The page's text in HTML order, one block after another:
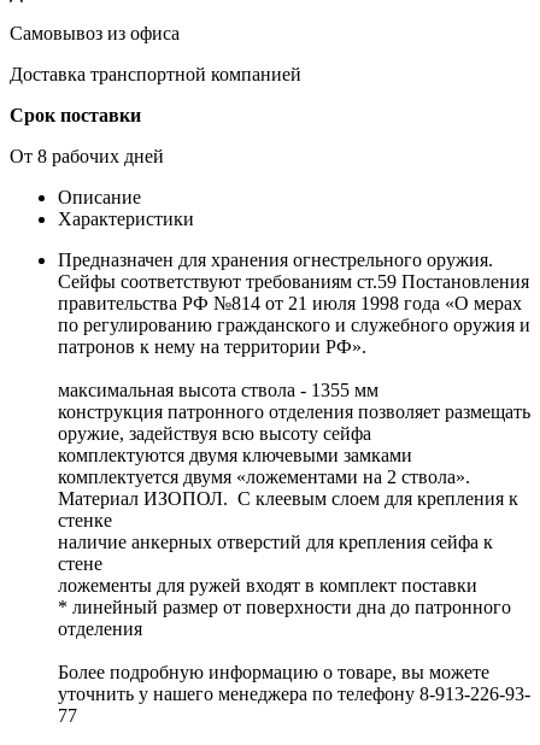
Самовывоз из офиса
Доставка транспортной компанией
Срок поставки
От 8 рабочих дней
Описание
Характеристики
Предназначен для хранения огнестрельного оружия.
Сейфы соответствуют требованиям ст.59 Постановления
правительства РФ №814 от 21 июля 1998 года «О мерах
по регулированию гражданского и служебного оружия и
патронов к нему на территории РФ».
максимальная высота ствола - 1355 мм
конструкция патронного отделения позволяет размещать
оружие, задействуя всю высоту сейфа
комплектуются двумя ключевыми замками
комплектуется двумя «ложементами на 2 ствола».
Материал ИЗОПОЛ. С клеевым слоем для крепления к
стенке
наличие анкерных отверстий для крепления сейфа к
стене
ложементы для ружей входят в комплект поставки
* линейный размер от поверхности дна до патронного
отделения
Более подробную информацию о товаре, вы можете
уточнить у нашего менеджера по телефону 8-913-226-93-
77